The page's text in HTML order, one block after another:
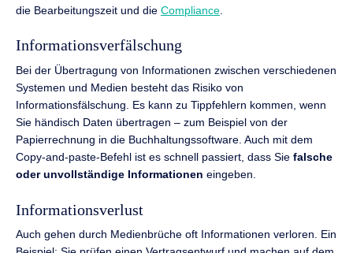
die Bearbeitungszeit und die Compliance
Informationsverfälschung
Bei der Übertragung von Informationen zwischen verschiedenen
Systemen und Medien besteht das Risiko von
Informationsfälschung. Es kann zu Tippfehlern kommen, wenn
Sie händisch Daten übertragen – zum Beispiel von der
Papierrechnung in die Buchhaltungssoftware. Auch mit dem
Copy-and-paste-Befehl ist es schnell passiert, dass Sie falsche
oder unvollständige Informationen eingeben.
Informationsverlust
Auch gehen durch Medienbrüche oft Informationen verloren. Ein